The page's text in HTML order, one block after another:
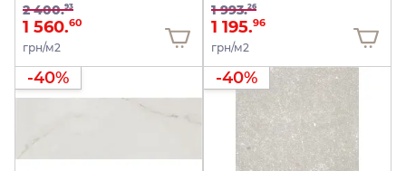
2 400.93
1 560.60
грн/м2
1 993.26
1 195.96
грн/м2
-40% -40%